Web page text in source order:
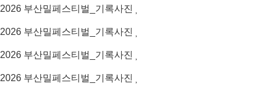
2026 부산밀페스티벌_기록사진
2026 부산밀페스티벌_기록사진
2026 부산밀페스티벌_기록사진
2026 부산밀페스티벌_기록사진